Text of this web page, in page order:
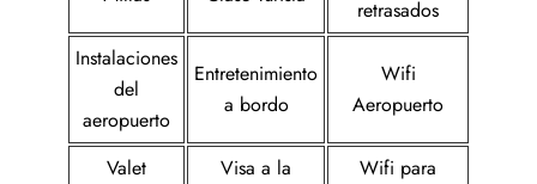
retrasados
Instalaciones
del
aeropuerto
Entretenimiento
a bordo
Wifi
Aeropuerto
Valet
Visa a la
Wifi para